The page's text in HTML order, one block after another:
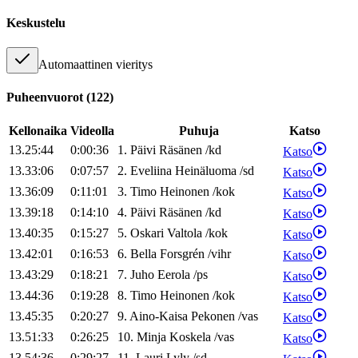
Keskustelu
Automaattinen vieritys
Puheenvuorot (122)
Kellonaika Videolla Puhuja
Katso
13.25:44
0:00:36 1. Päivi Räsänen /kd
Katso
13.33:06
0:07:57 2. Eveliina Heinäluoma /sd
Katso
13.36:09
0:11:01 3. Timo Heinonen /kok
Katso
13.39:18
0:14:10 4. Päivi Räsänen /kd
Katso
13.40:35
0:15:27 5. Oskari Valtola /kok
Katso
13.42:01
0:16:53 6. Bella Forsgrén /vihr
Katso
13.43:29
0:18:21 7. Juho Eerola /ps
Katso
13.44:36
0:19:28 8. Timo Heinonen /kok
Katso
13.45:35
0:20:27 9. Aino-Kaisa Pekonen /vas
Katso
13.51:33
0:26:25 10. Minja Koskela /vas
Katso